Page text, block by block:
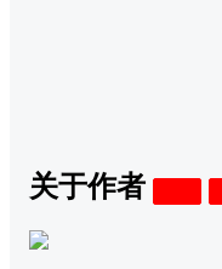
关于作者